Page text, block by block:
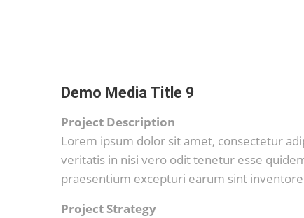
Demo Media Title 9
Project Description
Lorem ipsum dolor sit amet, consectetur
veritatis in nisi vero odit tenetur esse
praesentium excepturi earum sint
Project Strategy